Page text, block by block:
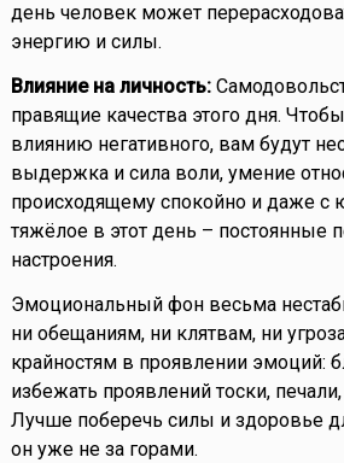
день человек может
энергию и силы.
Влияние на личность:
правящие качества этого дня.
влиянию негативного, вам будут
выдержка и сила воли, умение
происходящему спокойно и даже
тяжёлое в этот день – постоянные
настроения.
Эмоциональный фон весьма
ни обещаниям, ни клятвам, ни
крайностям в проявлении эмоций:
избежать проявлений тоски,
Лучше поберечь силы и здоровье
он уже не за горами.